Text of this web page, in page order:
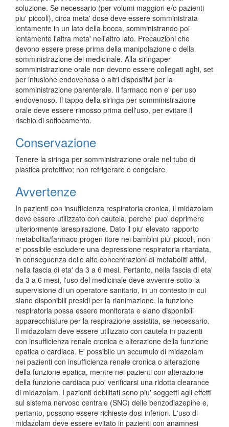
soluzione. Se necessario (per volumi maggiori e/o pazienti
piu' piccoli), circa meta' dose deve essere somministrata
lentamente in un lato della bocca, somministrando poi
lentamente l'altra meta' nell'altro lato. Precauzioni che
devono essere prese prima della manipolazione o della
somministrazione del medicinale. Alla siringaper
somministrazione orale non devono essere collegati aghi, set
per infusione endovenosa o altri dispositivi per la
somministrazione parenterale. Il farmaco non e' per uso
endovenoso. Il tappo della siringa per somministrazione
orale deve essere rimosso prima dell'uso, per evitare il
rischio di soffocamento.
Conservazione
Tenere la siringa per somministrazione orale nel tubo di
plastica protettivo; non refrigerare o congelare.
Avvertenze
In pazienti con insufficienza respiratoria cronica, il midazolam
deve essere utilizzato con cautela, perche' puo' deprimere
ulteriormente larespirazione. Dato il piu' elevato rapporto
metabolita/farmaco progen itore nei bambini piu' piccoli, non
e' possibile escludere una depressione respiratoria ritardata,
in conseguenza delle alte concentrazioni di metaboliti attivi,
nella fascia di eta' da 3 a 6 mesi. Pertanto, nella fascia di eta'
da 3 a 6 mesi, l'uso del medicinale deve avvenire sotto la
supervisione di un operatore sanitario, in un contesto in cui
siano disponibili presidi per la rianimazione, la funzione
respiratoria possa essere monitorata e siano disponibili
apparecchiature per la respirazione assistita, se necessario.
Il midazolam deve essere utilizzato con cautela in pazienti
con insufficienza renale cronica e alterazione della funzione
epatica o cardiaca. E' possibile un accumulo di midazolam
nei pazienti con insufficienza renale cronica o alterazione
della funzione epatica, mentre nei pazienti con alterazione
della funzione cardiaca puo' verificarsi una ridotta clearance
di midazolam. I pazienti debilitati sono piu' soggetti agli effetti
sul sistema nervoso centrale (SNC) delle benzodiazepine e,
pertanto, possono essere richieste dosi inferiori. L'uso di
midazolam deve essere evitato in pazienti con anamnesi